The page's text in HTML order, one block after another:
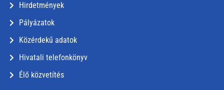
Hirdetmények
Pályázatok
Közérdekű adatok
Hivatali telefonkönyv
Élő közvetítés